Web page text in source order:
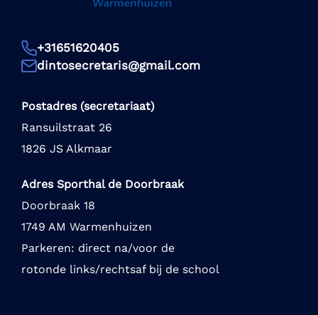
+31651620405
dintosecretaris@gmail.com
Postadres (secretariaat)
Ransuilstraat 26
1826 JS Alkmaar
Adres Sporthal de Doorbraak
Doorbraak 18
1749 AM Warmenhuizen
Parkeren: direct na/voor de
rotonde links/rechtsaf bij de school